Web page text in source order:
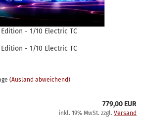
Edition - 1/10 Electric TC
Edition - 1/10 Electric TC
(Ausland abweichend)
779,00 EUR
inkl. 19% MwSt. zzgl. Versand